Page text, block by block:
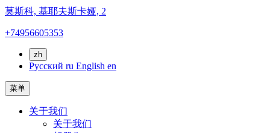
莫斯科, 基耶夫斯卡娅, 2
+74956605353
zh
Русский ru English en
菜单
关于我们
关于我们